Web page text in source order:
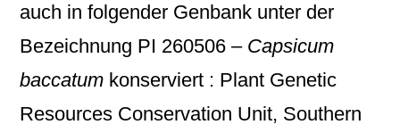
auch in folgender Genbank unter der
Bezeichnung PI 260506 – Capsicum
baccatum konserviert : Plant Genetic
Resources Conservation Unit, Southern